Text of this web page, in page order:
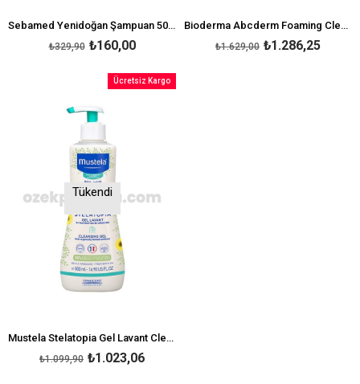
Sebamed Yenidoğan Şampuan 500 ml
₺160,00
₺329,90
Bioderma Abcderm Foaming Cleanser 1lt - Bebek Ve Çocuklar İçin Vücut Yıkama Jeli
₺1.286,25
₺1.629,00
Tükendi
Mustela Stelatopia Gel Lavant Cleansing Gel 500 ml
₺1.023,06
₺1.099,90
Ücretsiz Kargo